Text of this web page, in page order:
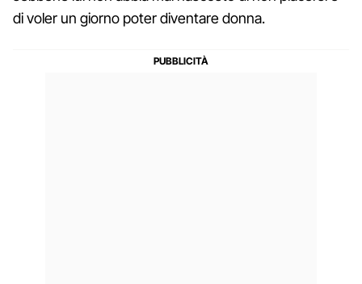
di voler un giorno poter diventare donna.